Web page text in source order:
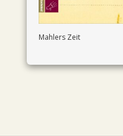
Mahlers Zeit